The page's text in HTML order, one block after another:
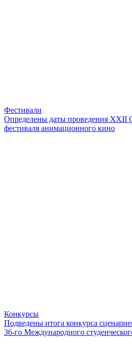
Фестивали
Определены даты проведения XXII
фестиваля анимационного кино
Конкурсы
Подведены итога конкурса
36-го Международного